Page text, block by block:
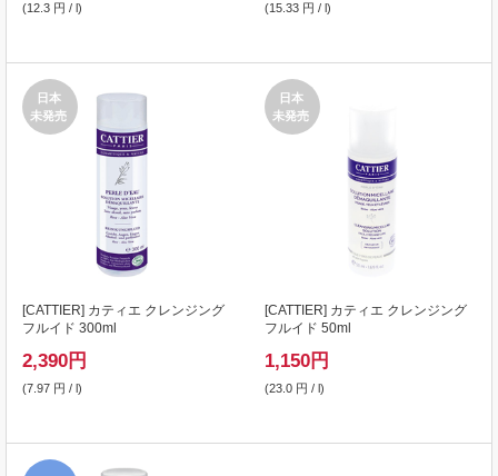
(12.3 円 / l) (15.33 円 / l)
日本
未発売
[CATTIER] カティエ クレンジング
フルイド 300ml
2,390円
(7.97 円 / l)
日本
未発売
[CATTIER] カティエ クレンジング
フルイド 50ml
1,150円
(23.0 円 / l)